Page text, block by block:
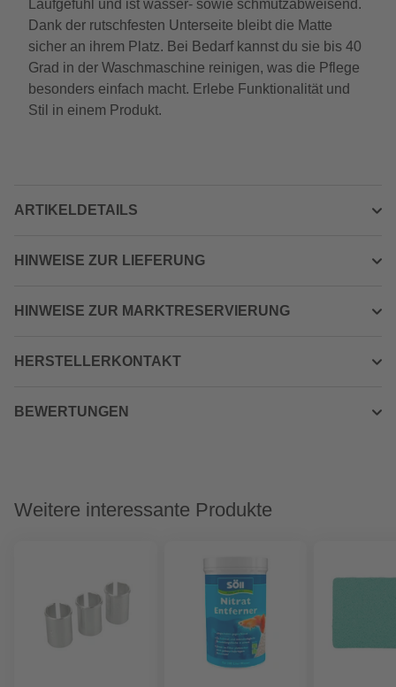
Laufgefühl und ist wasser- sowie schmutzabweisend.
Dank der rutschfesten Unterseite bleibt die Matte
sicher an ihrem Platz. Bei Bedarf kannst du sie bis 40
Grad in der Waschmaschine reinigen, was die Pflege
besonders einfach macht. Erlebe Funktionalität und
Stil in einem Produkt.
ARTIKELDETAILS
HINWEISE ZUR LIEFERUNG
HINWEISE ZUR MARKTRESERVIERUNG
HERSTELLERKONTAKT
BEWERTUNGEN
Weitere interessante Produkte